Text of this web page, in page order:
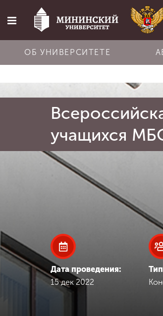
Главная
Об университете
Абитуриенту
Международная
деятельность
Другие виды
деятельности
ОБ УНИВЕРСИТЕТЕ
учащихся
Дата проведения:
15 дек 2022